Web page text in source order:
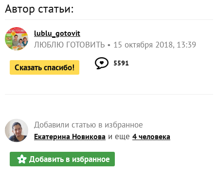
Автор статьи:
lublu_gotovit
ЛЮБЛЮ ГОТОВИТЬ 15 октября 2018, 13:39
Сказать спасибо! 5591
Добавили статью в избранное
Екатерина Новикова и еще 4 человека
Добавить в избранное